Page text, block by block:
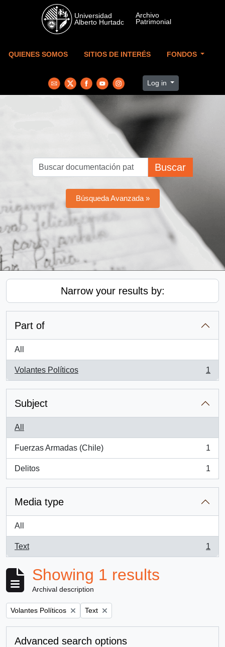
Skip to main content
QUIENES SOMOS SITIOS DE INTERÉS FONDOS
Log in
Buscar
Búsqueda Avanzada »
Narrow your results by:
Part of
All
Volantes Políticos
, 1 results
1
Subject
All
Fuerzas Armadas (Chile)
, 1 results
1
Delitos
, 1 results
1
Media type
All
Text
, 1 results
1
Showing 1 results
Archival description
Remove filter:
Volantes Políticos Remove filter:
Text
Advanced search options